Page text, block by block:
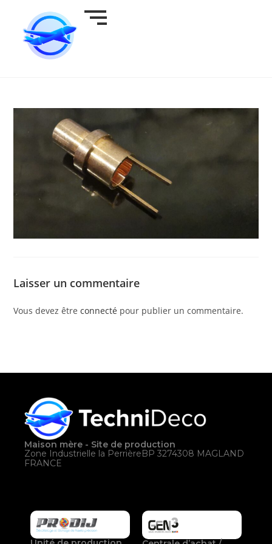
Laisser un commentaire
Vous devez êtreconnecté pour publier un commentaire.
Maison mère - Site de production
Zone Industrielle la PerrièreBP 3274308 MAGLAND
FRANCE